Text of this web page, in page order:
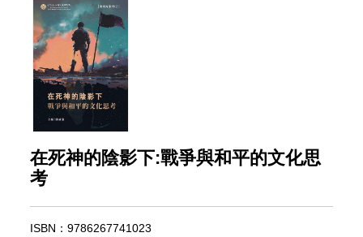
在死神的陰影下:戰爭與和平的文化思
考
ISBN：9786267741023